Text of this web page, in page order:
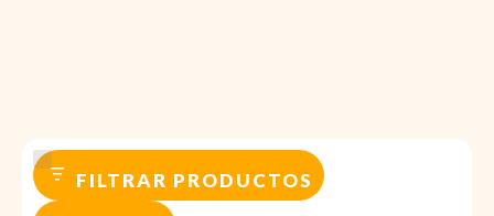
FILTRAR PRODUCTOS